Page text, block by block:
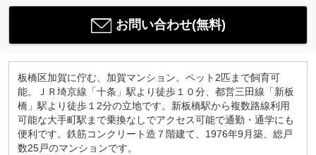
お問い合わせ(無料)
板橋区加賀に佇む、加賀マンション。ペット2匹まで飼育可
能。ＪＲ埼京線「十条」駅より徒歩１０分、都営三田線「新板
橋」駅より徒歩１2分の立地です。新板橋駅から複数路線利用
可能な大手町駅まで乗換なしでアクセス可能で通勤・通学にも
便利です。鉄筋コンクリート造７階建て、1976年9月築、総戸
数25戸のマンションです。